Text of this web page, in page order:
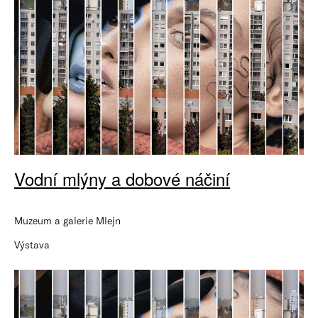
Vodní mlýny a dobové náčiní
Muzeum a galerie Mlejn
Výstava